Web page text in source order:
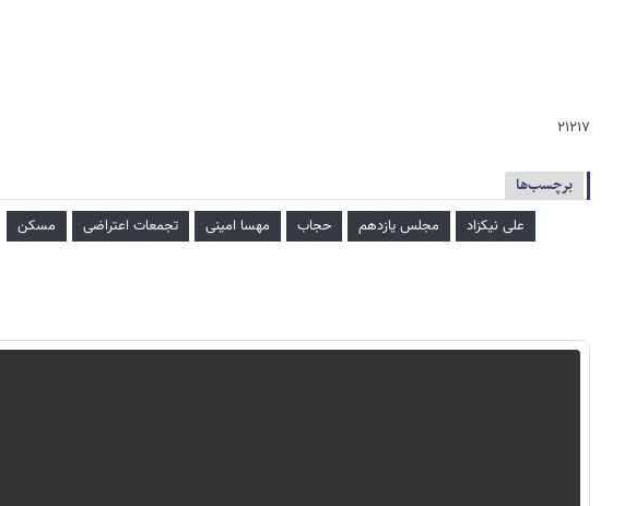
۲۱۲۱۷
برچسب‌ها
علی نیکزاد مجلس یازدهم حجاب مهسا امینی تجمعات اعتراضی مسکن